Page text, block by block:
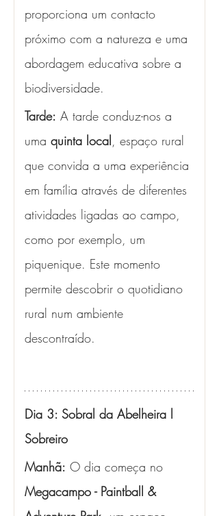
proporciona um contacto
próximo com a natureza e uma
abordagem educativa sobre a
biodiversidade.
Tarde: A tarde conduz-nos a
uma quinta local, espaço rural
que convida a uma experiência
em família através de diferentes
atividades ligadas ao campo,
como por exemplo, um
piquenique. Este momento
permite descobrir o quotidiano
rural num ambiente
descontraído.
Dia 3: Sobral da Abelheira l
Sobreiro
Manhã: O dia começa no
Megacampo - Paintball &